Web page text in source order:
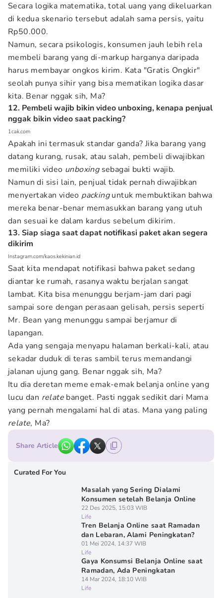
Secara logika matematika, total uang yang dikeluarkan
di kedua skenario tersebut adalah sama persis, yaitu
Rp50.000.
Namun, secara psikologis, konsumen jauh lebih rela
membeli barang yang di-markup harganya daripada
harus membayar ongkos kirim. Kata "Gratis Ongkir"
seolah punya sihir yang bisa mematikan logika dasar
kita. Benar nggak sih, Ma?
12. Pembeli wajib bikin video unboxing, kenapa penjual
nggak bikin video saat packing?
1cak.com
Apakah ini termasuk standar ganda? Jika barang yang
datang kurang, rusak, atau salah, pembeli diwajibkan
memiliki video unboxingsebagai bukti wajib.
Namun di sisi lain, penjual tidak pernah diwajibkan
menyertakan video packinguntuk membuktikan bahwa
mereka benar-benar memasukkan barang yang utuh
dan sesuai ke dalam kardus sebelum dikirim.
13. Siap siaga saat dapat notifikasi paket akan segera
dikirim
Instagram.com/kaos.kekinian.id
Saat kita mendapat notifikasi bahwa paket sedang
diantar ke rumah, rasanya waktu berjalan sangat
lambat. Kita bisa menunggu berjam-jam dari pagi
sampai sore dengan perasaan gelisah, persis seperti
Mr. Bean yang menunggu sampai berjamur di
lapangan.
Ada yang sengaja menyapu halaman berkali-kali, atau
sekadar duduk di teras sambil terus memandangi
jalanan ujung gang. Benar nggak sih, Ma?
Itu dia deretan meme emak-emak belanja online yang
lucu dan relate banget. Pasti nggak sedikit dari Mama
yang pernah mengalami hal di atas. Mana yang paling
relate, Ma?
Share Article
Curated For You
Masalah yang Sering Dialami
Konsumen setelah Belanja Online
22 Des 2025, 15:03 WIB
Life
Tren Belanja Online saat Ramadan
dan Lebaran, Alami Peningkatan?
01 Mei 2024, 14:37 WIB
Life
Gaya Konsumsi Belanja Online saat
Ramadan, Ada Peningkatan
14 Mar 2024, 18:10 WIB
Life